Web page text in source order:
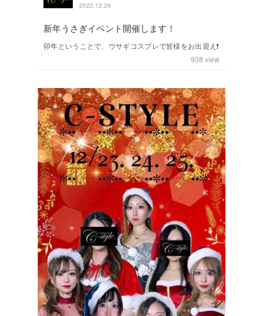
2022.12.29
新年うさぎイベント開催します！
卯年ということで、ウサギコスプレで皆様をお出迎え❗️
938 view